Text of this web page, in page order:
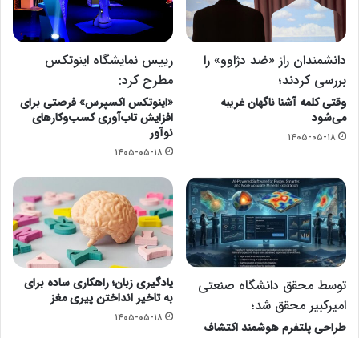
دانشمندان راز «ضد دژاوو» را
بررسی کردند؛
وقتی کلمه آشنا ناگهان غریبه
می‌شود
۱۴۰۵-۰۵-۱۸
رییس نمایشگاه اینوتکس
مطرح کرد:
«اینوتکس اکسپرس» فرصتی برای
افزایش تاب‌آوری کسب‌وکارهای
نوآور
۱۴۰۵-۰۵-۱۸
توسط محقق دانشگاه صنعتی
امیرکبیر محقق شد؛
طراحی پلتفرم هوشمند اکتشاف
یادگیری زبان؛ راهکاری ساده برای
به تاخیر انداختن پیری مغز
۱۴۰۵-۰۵-۱۸